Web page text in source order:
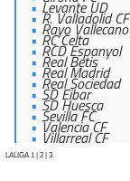
Levante UD
R. Valladolid CF
Rayo Vallecano
RC Celta
RCD Espanyol
Real Betis
Real Madrid
Real Sociedad
SD Eibar
SD Huesca
Sevilla FC
Valencia CF
Villarreal CF
LALIGA 1 | 2 | 3